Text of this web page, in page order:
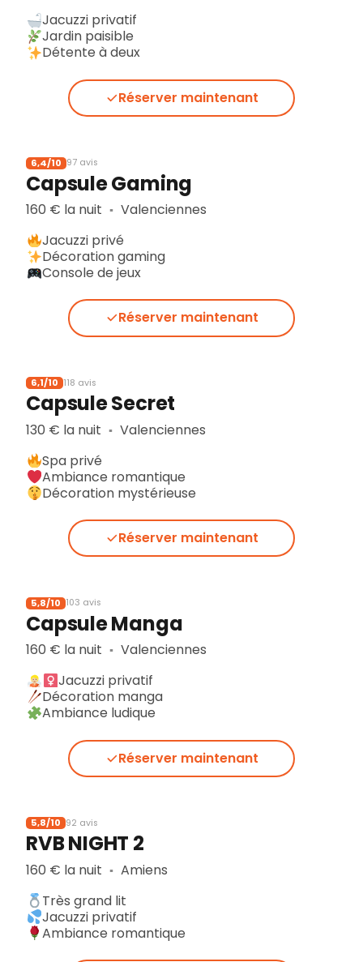
Jacuzzi privatif
Jardin paisible
Détente à deux
Réserver maintenant
6,4/10 97 avis
Capsule Gaming
160 € la nuit ▪︎ Valenciennes
Jacuzzi privé
Décoration gaming
Console de jeux
Réserver maintenant
6,1/10 118 avis
Capsule Secret
130 € la nuit ▪︎ Valenciennes
Spa privé
Ambiance romantique
Décoration mystérieuse
Réserver maintenant
5,8/10 103 avis
Capsule Manga
160 € la nuit ▪︎ Valenciennes
Jacuzzi privatif
Décoration manga
Ambiance ludique
Réserver maintenant
5,8/10 92 avis
RVB NIGHT 2
160 € la nuit ▪︎ Amiens
Très grand lit
Jacuzzi privatif
Ambiance romantique